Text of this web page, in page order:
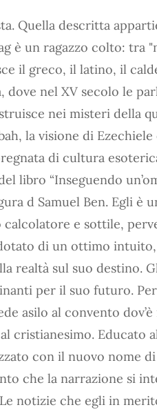
Quella descritta
è un ragazzo colto: tra
il greco, il latino, il
dove nel XV secolo le
nei misteri della
la visione di Ezechiele
di cultura
libro “Inseguendo
d Samuel Ben. Egli è
e sottile,
di un ottimo
realtà sul suo destino.
per il suo futuro.
asilo al convento
cristianesimo. Educato
con il nuovo nome di
che la narrazione si
notizie che egli in